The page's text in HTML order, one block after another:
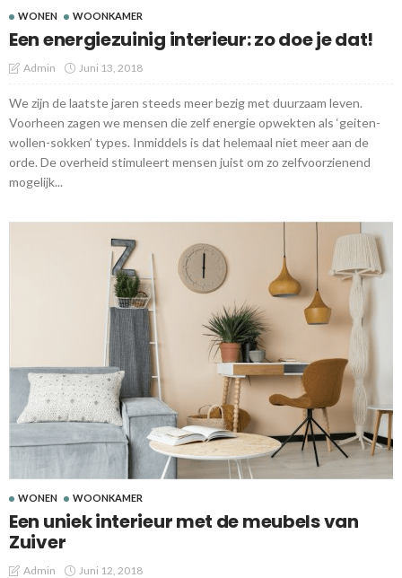
WONEN WOONKAMER
Een energiezuinig interieur: zo doe je dat!
Admin Juni 13, 2018
We zijn de laatste jaren steeds meer bezig met duurzaam leven.
Voorheen zagen we mensen die zelf energie opwekten als ‘geiten-
wollen-sokken’ types. Inmiddels is dat helemaal niet meer aan de
orde. De overheid stimuleert mensen juist om zo zelfvoorzienend
mogelijk...
WONEN WOONKAMER
Een uniek interieur met de meubels van
Zuiver
Admin Juni 12, 2018